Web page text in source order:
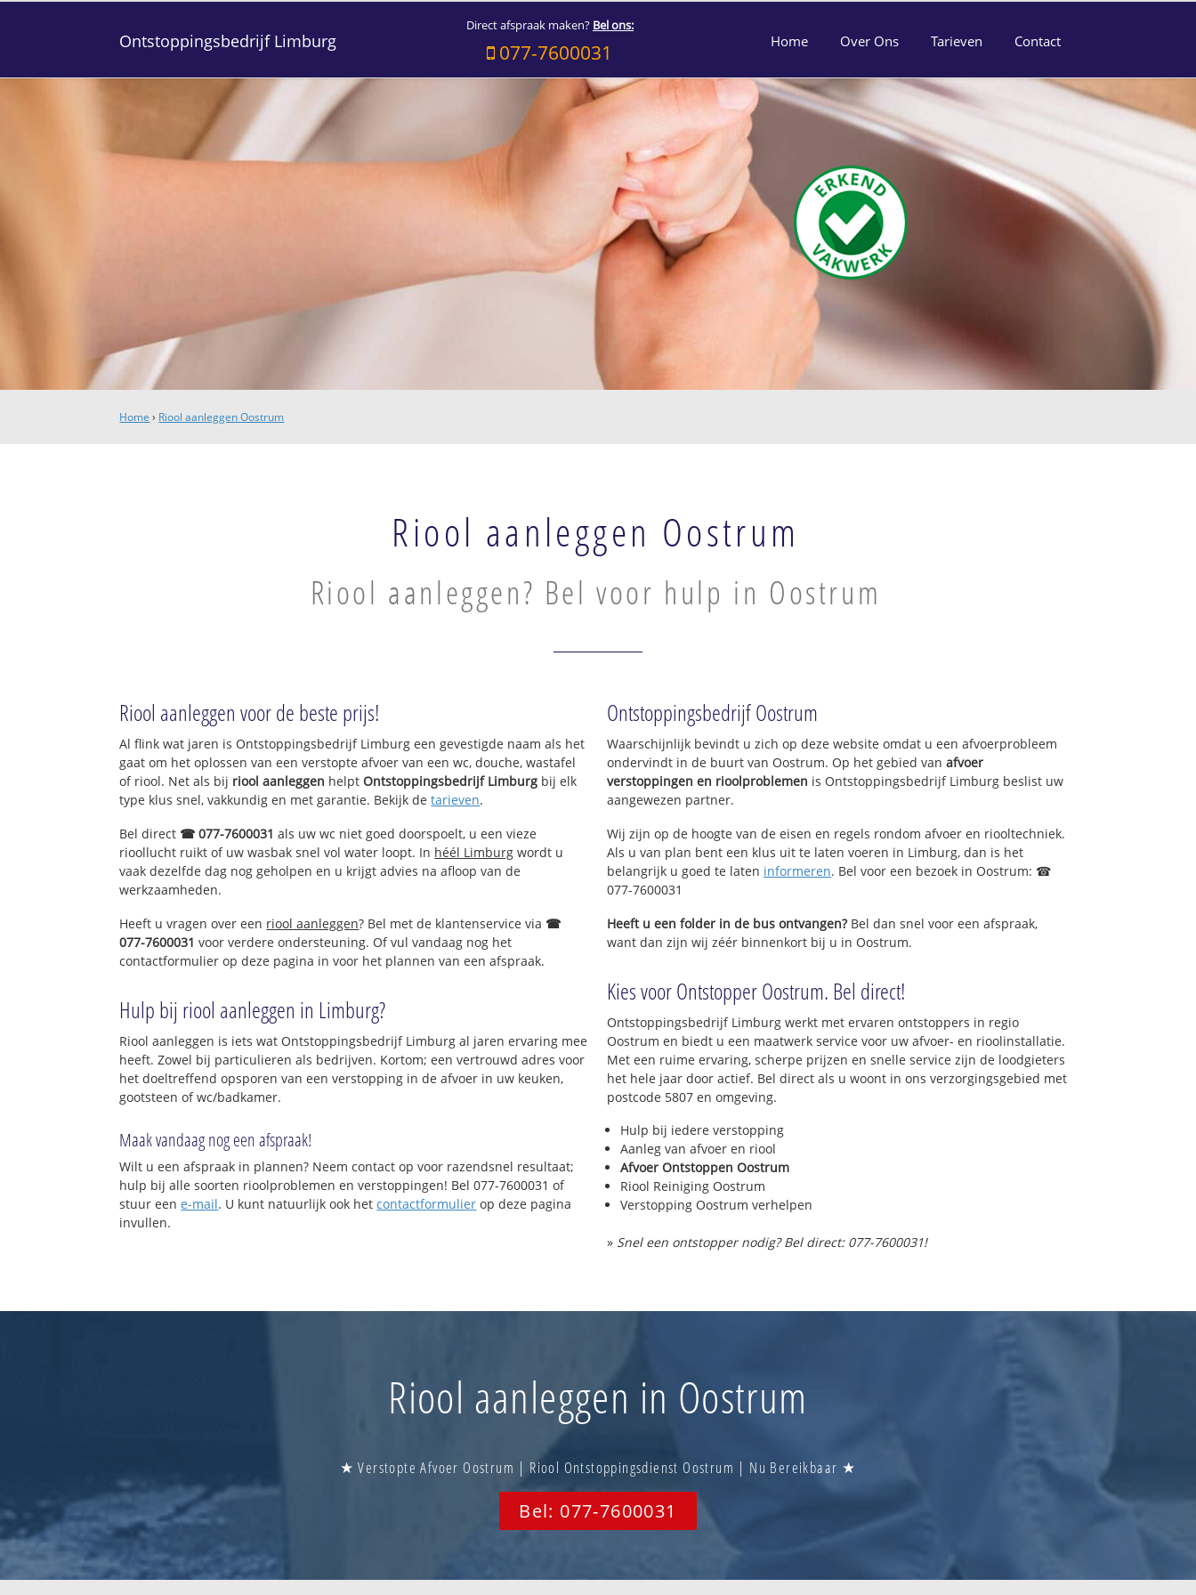
Ontstoppingsbedrijf Limburg
Direct afspraak maken? Bel ons:
077-7600031 Home Over Ons Tarieven Contact
Home › Riool aanleggen Oostrum
Riool aanleggen Oostrum
Riool aanleggen? Bel voor hulp in Oostrum
Riool aanleggen voor de beste prijs!
Al flink wat jaren is Ontstoppingsbedrijf Limburg een gevestigde naam als het
gaat om het oplossen van een verstopte afvoer van een wc, douche, wastafel
of riool. Net als bij riool aanleggen helptOntstoppingsbedrijf Limburg bij elk
type klus snel, vakkundig en met garantie. Bekijk detarieven.
Bel direct ☎ 077-7600031 als uw wc niet goed doorspoelt, u een vieze
rioollucht ruikt of uw wasbak snel vol water loopt. In héél Limburg wordt u
vaak dezelfde dag nog geholpen en u krijgt advies na afloop van de
werkzaamheden.
Heeft u vragen over een riool aanleggen? Bel met de klantenservice via ☎
077-7600031 voor verdere ondersteuning. Of vul vandaag nog het
contactformulier op deze pagina in voor het plannen van een afspraak.
Hulp bij riool aanleggen in Limburg?
Riool aanleggen is iets wat Ontstoppingsbedrijf Limburg al jaren ervaring mee
heeft. Zowel bij particulieren als bedrijven. Kortom; een vertrouwd adres voor
het doeltreffend opsporen van een verstopping in de afvoer in uw keuken,
gootsteen of wc/badkamer.
Maak vandaag nog een afspraak!
Wilt u een afspraak in plannen? Neem contact op voor razendsnel resultaat;
hulp bij alle soorten rioolproblemen en verstoppingen! Bel 077-7600031 of
stuur eene-mail. U kunt natuurlijk ook hetcontactformulier op deze pagina
invullen.
Ontstoppingsbedrijf Oostrum
Waarschijnlijk bevindt u zich op deze website omdat u een afvoerprobleem
ondervindt in de buurt van Oostrum. Op het gebied van afvoer
verstoppingen en rioolproblemen is Ontstoppingsbedrijf Limburg beslist uw
aangewezen partner.
Wij zijn op de hoogte van de eisen en regels rondom afvoer en riooltechniek.
Als u van plan bent een klus uit te laten voeren in Limburg, dan is het
belangrijk u goed te laten informeren. Bel voor een bezoek in Oostrum: ☎
077-7600031
Heeft u een folder in de bus ontvangen?Bel dan snel voor een afspraak,
want dan zijn wij zéér binnenkort bij u in Oostrum.
Kies voor Ontstopper Oostrum. Bel direct!
Ontstoppingsbedrijf Limburg werkt met ervaren ontstoppers in regio
Oostrum en biedt u een maatwerk service voor uw afvoer- en rioolinstallatie.
Met een ruime ervaring, scherpe prijzen en snelle service zijn de loodgieters
het hele jaar door actief. Bel direct als u woont in ons verzorgingsgebied met
postcode 5807 en omgeving.
Hulp bij iedere verstopping
Aanleg van afvoer en riool
Afvoer Ontstoppen Oostrum
Riool Reiniging Oostrum
Verstopping Oostrum verhelpen
» Snel een ontstopper nodig? Bel direct: 077-7600031!
Riool aanleggen in Oostrum
★ Verstopte Afvoer Oostrum | Riool Ontstoppingsdienst Oostrum | Nu Bereikbaar ★
Bel: 077-7600031